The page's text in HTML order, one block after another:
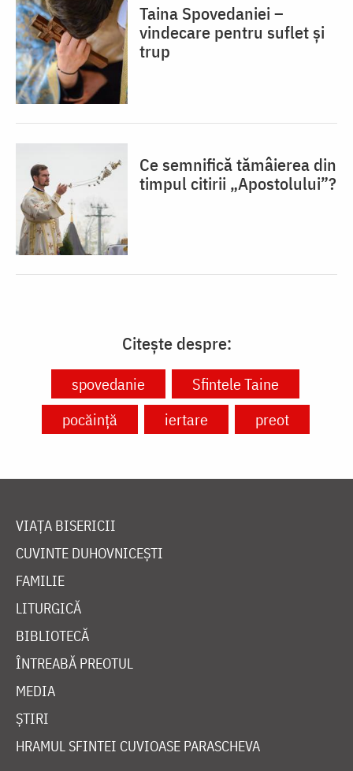
Taina Spovedaniei –
vindecare pentru suflet și
trup
Ce semnifică tămâierea din
timpul citirii „Apostolului”?
Citește despre:
spovedanie
Sfintele Taine
pocăință
iertare preot
VIAȚA BISERICII
CUVINTE DUHOVNICEȘTI
FAMILIE
LITURGICĂ
BIBLIOTECĂ
ÎNTREABĂ PREOTUL
MEDIA
ȘTIRI
HRAMUL SFINTEI CUVIOASE PARASCHEVA